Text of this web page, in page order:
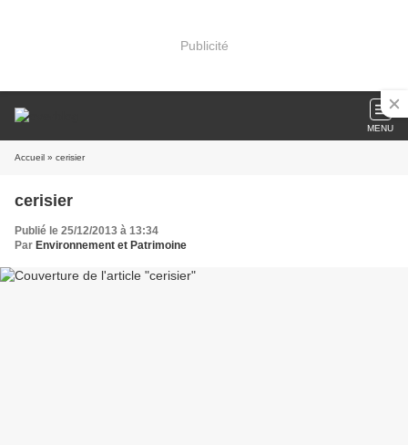
Publicité
MENU
Accueil » cerisier
cerisier
Publié le 25/12/2013 à 13:34
Par Environnement et Patrimoine